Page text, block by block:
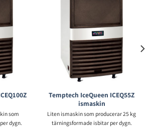
som
dygn.
Temptech IceQueen ICEQ55Z
ismaskin
Liten ismaskin som producerar 25 kg
tärningsformade isbitar per dygn.